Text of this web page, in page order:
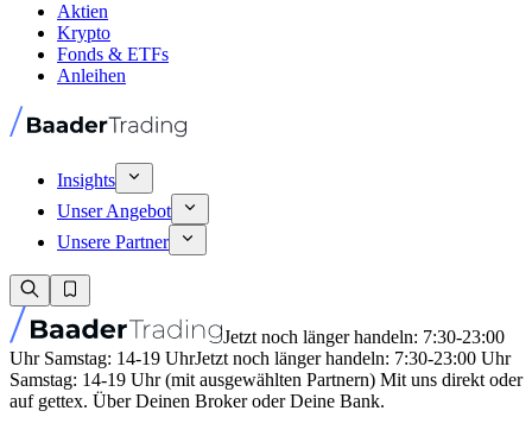
Aktien
Krypto
Fonds & ETFs
Anleihen
Insights
Unser Angebot
Unsere Partner
Jetzt noch länger handeln: 7:30-23:00
Uhr Samstag: 14-19 UhrJetzt noch länger handeln: 7:30-23:00 Uhr
Samstag: 14-19 Uhr (mit ausgewählten Partnern) Mit uns direkt oder
auf gettex. Über Deinen Broker oder Deine Bank.